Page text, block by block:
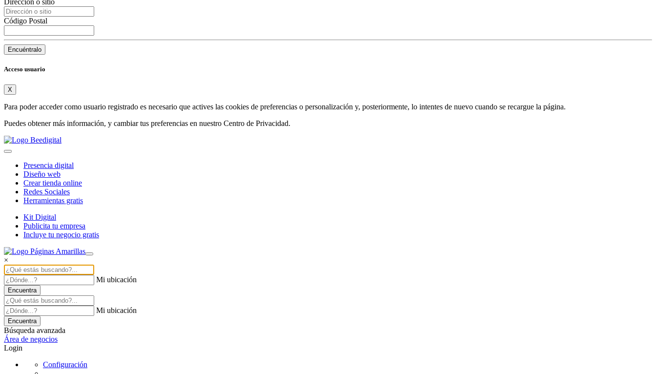
Direccion o sitio
Código Postal
Encuéntralo
Acceso usuario
X
Para poder acceder como usuario registrado es necesario que actives las cookies de preferencias o personalización y, posteriormente, lo intentes de nuevo cuando se recargue la página.
Puedes obtener más información, y cambiar tus preferencias en nuestro Centro de Privacidad.
Presencia digital
Diseño web
Crear tienda online
Redes Sociales
Herramientas gratis
Kit Digital
Publicita tu empresa
Incluye tu negocio gratis
×
Mi ubicación
Encuentra
Mi ubicación
Encuentra
Búsqueda avanzada
Área de negocios
Login
Configuración